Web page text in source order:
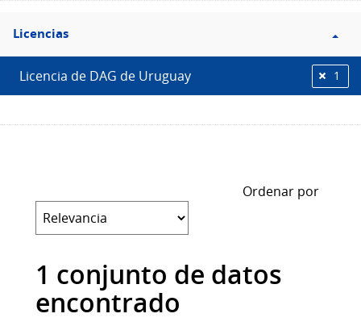
Filtro
Licencias
Licencias
Licencia de DAG de Uruguay 1
Ordenar por
1 conjunto de datos
encontrado